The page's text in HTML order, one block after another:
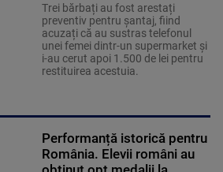
Trei bărbați au fost arestați
preventiv pentru șantaj, fiind
acuzați că au sustras telefonul
unei femei dintr-un supermarket și
i-au cerut apoi 1.500 de lei pentru
restituirea acestuia.
Performanță istorică pentru
România. Elevii români au